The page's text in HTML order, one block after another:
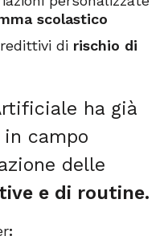
scolastico
di rischio di
ha già
campo
delle
e di routine.
: